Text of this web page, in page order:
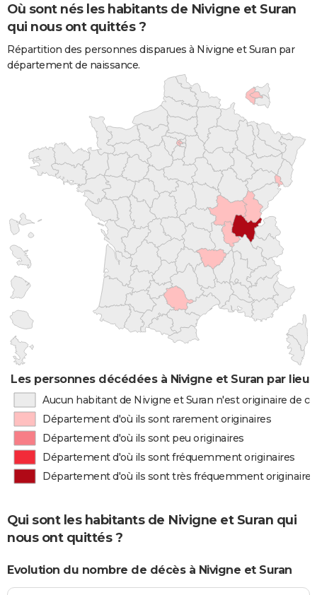
Où sont nés les habitants de Nivigne et Suran
qui nous ont quittés ?
Répartition des personnes disparues à Nivigne et Suran par
département de naissance.
Les personnes décédées à Nivigne et Suran par lieu
Aucun habitant de Nivigne et Suran n'est originaire de
Département d'où ils sont rarement originaires
Département d'où ils sont peu originaires
Département d'où ils sont fréquemment originaires
Département d'où ils sont très fréquemment originaires
Qui sont les habitants de Nivigne et Suran qui
nous ont quittés ?
Evolution du nombre de décès à Nivigne et Suran